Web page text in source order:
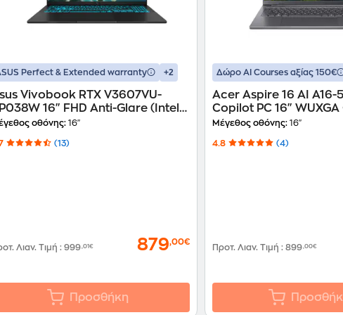
Perfect & Extended warranty +2
Vivobook RTX V3607VU-
16" FHD Anti-Glare (Intel
5-210H/16GB/512 GB
Win11Home) Laptop
οθόνης: 16"
(13)
Λιαν. Τιμή : 999,01€ 879,00€
Προσθήκη
Δώρο ΑΙ Courses αξίας 150€
Acer Aspire 16 AI A16-
Copilot PC 16" WUXGA
Core Ultra 5-226V/16
Laptop
Μέγεθος οθόνης: 16"
4.8 (4)
Προτ. Λιαν. Τιμή:899,00€